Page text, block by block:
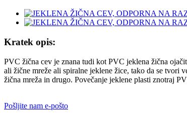
Kratek opis:
PVC žična cev je znana tudi kot PVC jeklena žična
ali žične mreže ali spiralne jeklene žice, tako da se tvori
žična mreža in drugo. Povečanje jeklene plasti znotraj
Pošljite nam e-pošto